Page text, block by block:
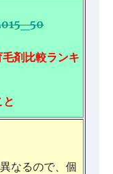
毛剤比較ランキ
なるので、個